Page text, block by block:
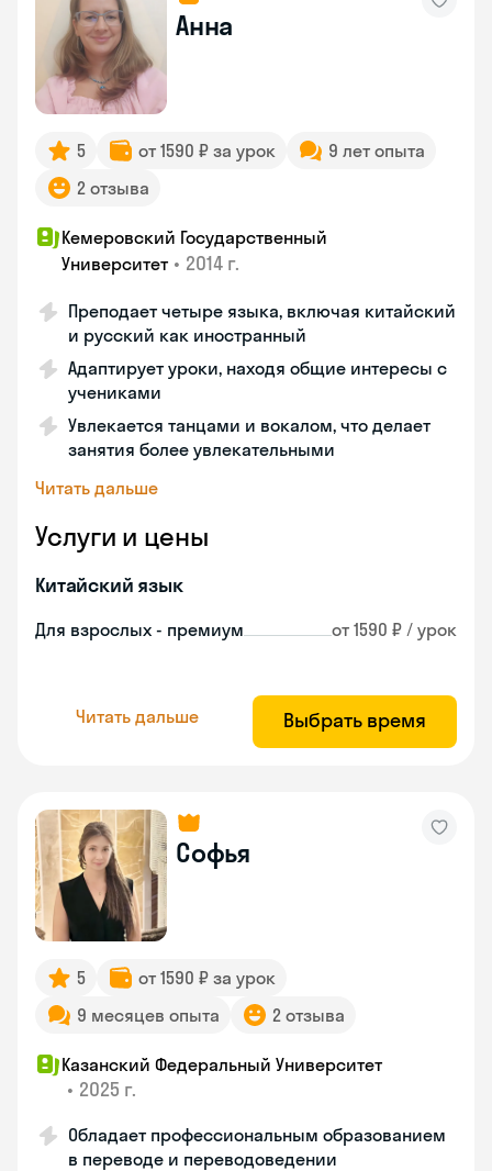
Анна
5 от 1590 ₽ за урок
9 лет опыта
2 отзыва
Кемеровский Государственный
Университет • 2014 г.
Преподает четыре языка, включая китайский
и русский как иностранный
Адаптирует уроки, находя общие интересы с
учениками
Увлекается танцами и вокалом, что делает
занятия более увлекательными
Читать дальше
Услуги и цены
Китайский язык
Для взрослых - премиум от 1590 ₽ / урок
Читать дальше Выбрать время
Софья
5
от 1590 ₽ за урок
9 месяцев опыта
2 отзыва
Казанский Федеральный Университет
• 2025 г.
Обладает профессиональным образованием
в переводе и переводоведении